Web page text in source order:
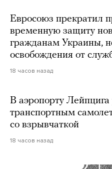
Евросоюз прекратил
временную защиту
гражданам Украины,
освобождения от
18 часов назад
В аэропорту
транспортным
со взрывчаткой
18 часов назад